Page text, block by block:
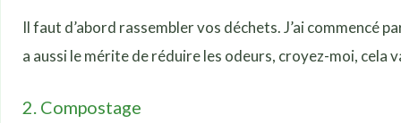
Il faut d’abord rassembler vos déchets. J’ai commencé
a aussi le mérite de réduire les odeurs, croyez-moi, cela
2. Compostage